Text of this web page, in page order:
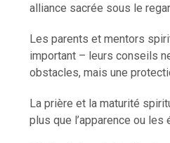
alliance sacrée sous le
Les parents et mentors
important – leurs conseils
obstacles, mais une
La prière et la maturité
plus que l’apparence ou les